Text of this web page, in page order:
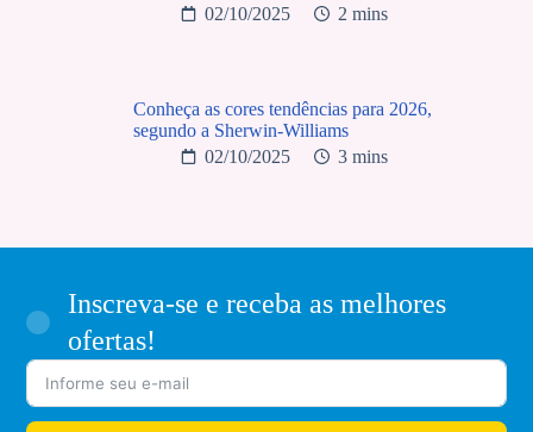
02/10/2025
2 mins
Conheça as cores tendências para 2026,
segundo a Sherwin-Williams
02/10/2025
3 mins
Inscreva-se e receba as melhores
ofertas!